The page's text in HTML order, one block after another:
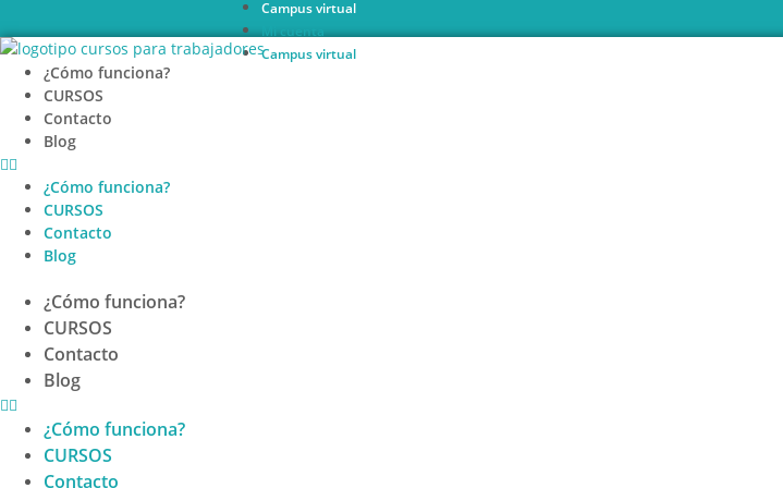
al
contenido
Campus virtual
Mi cuenta
Campus virtual
¿Cómo funciona?
CURSOS
Contacto
Blog
¿Cómo funciona?
CURSOS
Contacto
Blog
¿Cómo funciona?
CURSOS
Contacto
Blog
¿Cómo funciona?
CURSOS
Contacto